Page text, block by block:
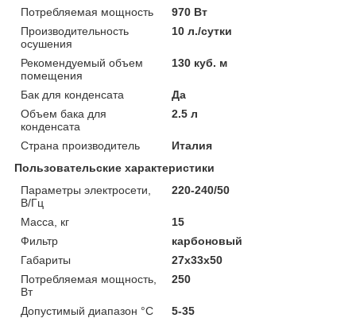
Потребляемая мощность
970 Вт
Производительность
осушения
10 л./сутки
Рекомендуемый объем
помещения
130 куб. м
Бак для конденсата
Да
Объем бака для
конденсата
2.5 л
Страна производитель
Италия
Пользовательские характеристики
Параметры электросети,
В/Гц
220-240/50
Масса, кг
15
Фильтр
карбоновый
Габариты
27x33x50
Потребляемая мощность,
Вт
250
Допустимый диапазон °C 5-35